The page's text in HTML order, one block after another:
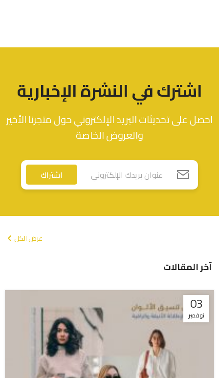
اشترك في النشرة الإخبارية
احصل على تحديثات البريد الإلكتروني حول متجرنا الأخير
والعروض الخاصة
اشتراك
عرض الكل
آخر المقالات
03
نوفمبر